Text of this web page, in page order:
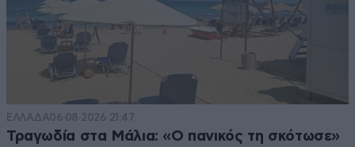
ΕΛΛΑΔΑ06·08·2026 21:47
Τραγωδία στα Μάλια: «Ο πανικός τη σκότωσε»